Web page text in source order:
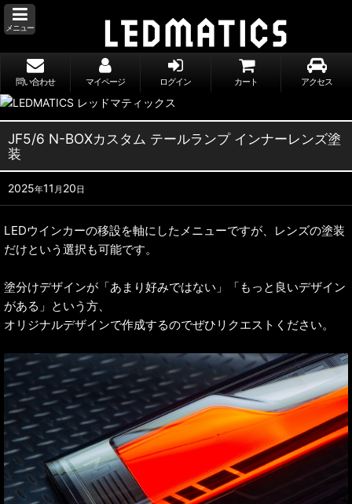
メニュー
問い合わせ マイページ ログイン カート アクセス
JF5/6 N-BOXカスタム テールランプ インナーレンズ塗
装
2025年11 月 20日
LEDウインカーの移設を軸にしたメニューですが、レンズの塗装
だけという選択も可能です。
塗分けデザインが「あまり好みではない」「もっと良いデザイン
がある」という方、
オリジナルデザインで作成するのでぜひリクエストください。